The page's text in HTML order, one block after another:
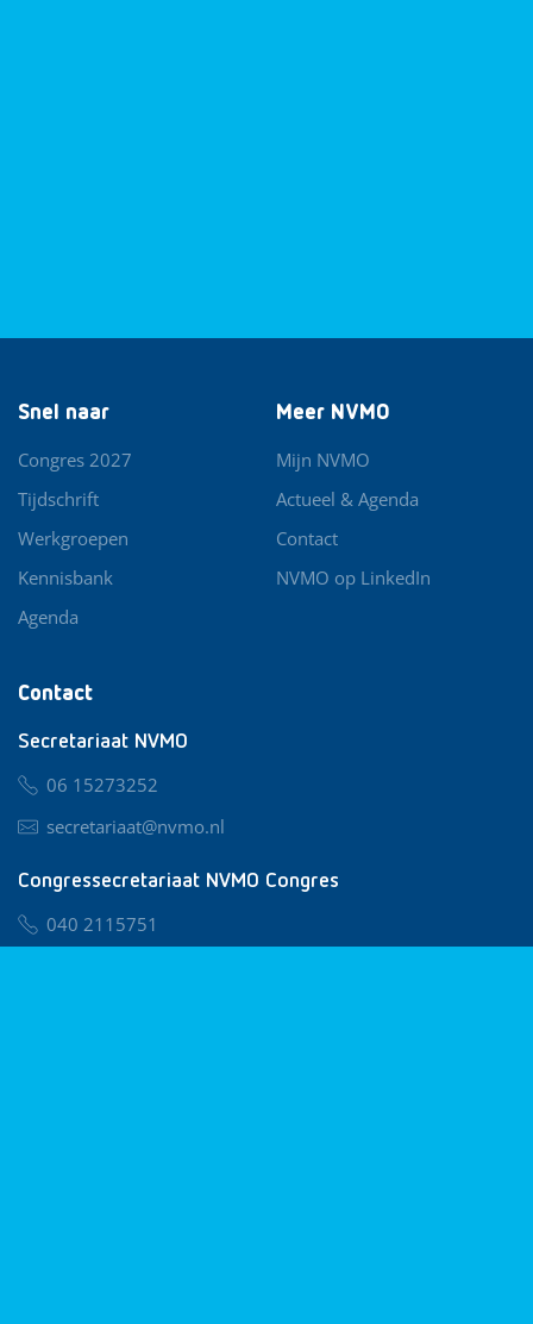
Contact
Secretariaat NVMO
06 15273252
secretariaat@nvmo.nl
Congressecretariaat NVMO Congres
040 2115751
Snel naar
Congres 2027
Tijdschrift
Werkgroepen
Kennisbank
Agenda
Meer NVMO
Mijn NVMO
Actueel & Agenda
Contact
NVMO op LinkedIn